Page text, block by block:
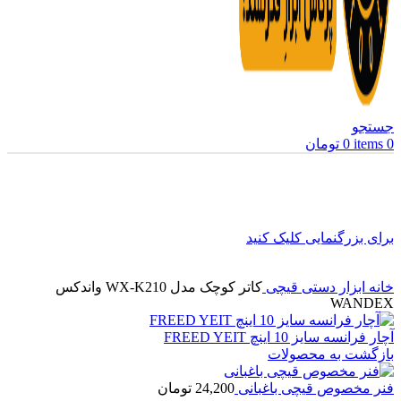
جستجو
0
items
0 تومان
برای بزرگنمایی کلیک کنید
خانه ابزار دستی قیچی
کاتر کوچک مدل WX-K210 واندکس
WANDEX
آچار فرانسه سایز 10 اینچ FREED YEIT
بازگشت به محصولات
فنر مخصوص قیچی باغبانی 24,200 تومان